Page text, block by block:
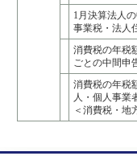
1月決算法人
事業税・法人
消費税の年税
ごとの中間申
消費税の年税
人・個人事業
＜消費税・地